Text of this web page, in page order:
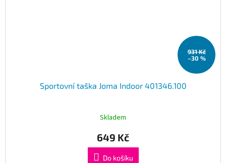
931 Kč
–30 %
Sportovní taška Joma Indoor 401346.100
Skladem
649 Kč
Do košíku